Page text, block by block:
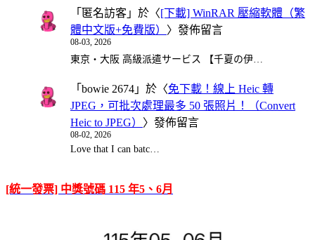
「 匿名訪客 」於〈[下載] WinRAR 壓縮軟體（繁
體中文版+免費版） 〉發佈留言
08-03, 2026
東京・大阪 高級派遣サービス 【千夏の伊…
「 bowie 2674 」於〈免下載！線上 Heic 轉
JPEG，可批次處理最多 50 張照片！（Convert
Heic to JPEG） 〉發佈留言
08-02, 2026
Love that I can batc…
[統一發票] 中獎號碼 115 年5、6月